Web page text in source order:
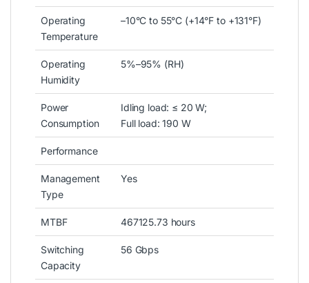
Operating
Temperature
–10°C to 55°C (+14°F to +131°F)
Operating
Humidity
5%–95% (RH)
Power
Consumption
Idling load: ≤ 20 W;
Full load: 190 W
Performance
Management
Type
Yes
MTBF 467125.73 hours
Switching
Capacity
56 Gbps